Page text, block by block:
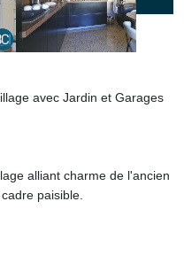
avec Jardin et Garages
alliant charme de l'ancien
paisible.